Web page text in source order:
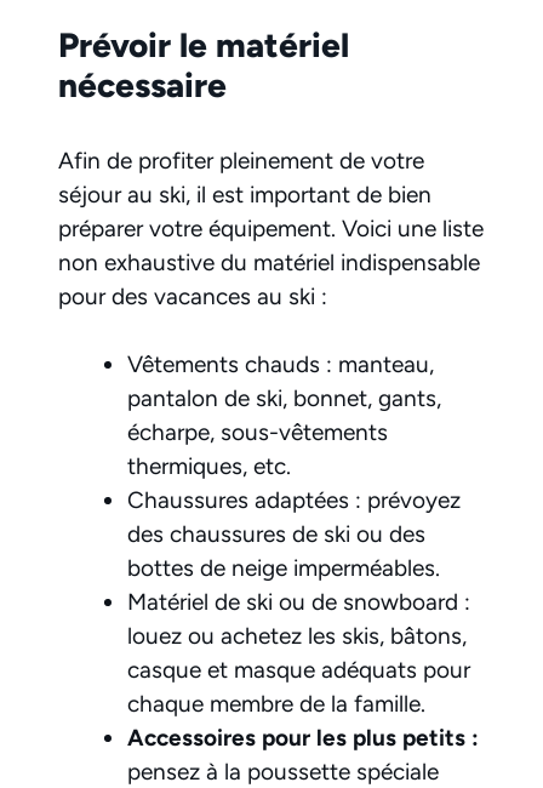
Prévoir le matériel
nécessaire
Afin de profiter pleinement de votre
séjour au ski, il est important de bien
préparer votre équipement. Voici une liste
non exhaustive du matériel indispensable
pour des vacances au ski :
Vêtements chauds : manteau,
pantalon de ski, bonnet, gants,
écharpe, sous-vêtements
thermiques, etc.
Chaussures adaptées : prévoyez
des chaussures de ski ou des
bottes de neige imperméables.
Matériel de ski ou de snowboard :
louez ou achetez les skis, bâtons,
casque et masque adéquats pour
chaque membre de la famille.
Accessoires pour les plus petits :
pensez à la poussette spéciale